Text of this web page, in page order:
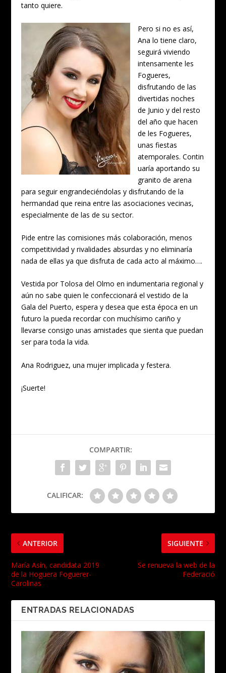
tanto quiere.
Pero si no es así,
Ana lo tiene claro,
seguirá viviendo
intensamente les
Fogueres,
disfrutando de las
divertidas noches
de Junio y del resto
del año que hacen
de les Fogueres,
unas fiestas
atemporales. Contin
uaría aportando su
granito de arena
para seguir engrandeciéndolas y disfrutando de la
hermandad que reina entre las asociaciones vecinas,
especialmente de las de su sector.
Pide entre las comisiones más colaboración, menos
competitividad y rivalidades absurdas y no eliminaría
nada de ellas ya que disfruta de cada acto al máximo….
Vestida por Tolosa del Olmo en indumentaria regional y
aún no sabe quien le confeccionará el vestido de la
Gala del Puerto, espera y desea que esta época en un
futuro la pueda recordar con muchísimo cariño y
llevarse consigo unas amistades que sienta que puedan
ser para toda la vida.
Ana Rodriguez, una mujer implicada y festera.
¡Suerte!
COMPARTIR:
CALIFICAR:
ANTERIOR
María Asín, candidata 2019
de la Hoguera Foguerer-
Carolinas
SIGUIENTE
Se renueva la web de la
Federació
ENTRADAS RELACIONADAS